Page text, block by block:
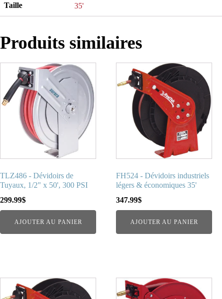
Taille 35'
Produits similaires
TLZ486 - Dévidoirs de
Tuyaux, 1/2" x 50', 300 PSI
299.99$
AJOUTER AU PANIER
FH524 - Dévidoirs industriels
légers & économiques 35'
347.99$
AJOUTER AU PANIER